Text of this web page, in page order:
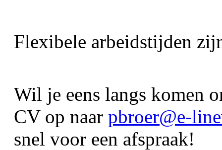
Flexibele arbeidstijden
Wil je eens langs komen
CV op naar pbroer@e-
snel voor een afspraak!